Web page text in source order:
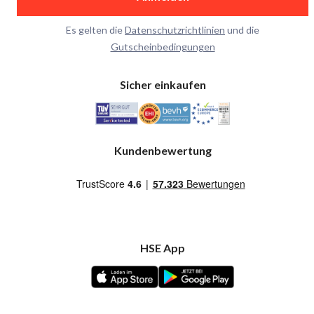
Es gelten dieDatenschutzrichtlinien und die
Gutscheinbedingungen
Sicher einkaufen
Kundenbewertung
HSE App